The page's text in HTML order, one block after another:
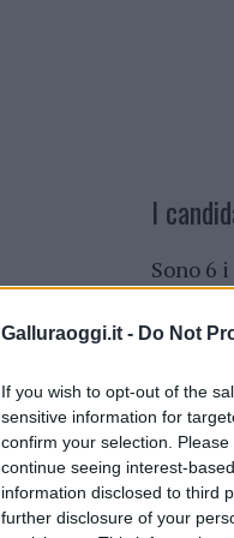
Galluraoggi.it - Do Not
If you wish to opt-out of the
sensitive information for
confirm your selection.
continue seeing interest-
information disclosed to third
further disclosure of your
I
Sono 6
per le
questa